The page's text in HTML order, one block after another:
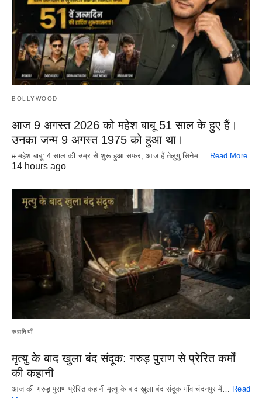
BOLLYWOOD
आज 9 अगस्त 2026 को महेश बाबू 51 साल के हुए हैं।
उनका जन्म 9 अगस्त 1975 को हुआ था।
# महेश बाबू: 4 साल की उम्र से शुरू हुआ सफर, आज हैं तेलुगु सिनेमा… Read More
14 hours ago
कहानियाँ
मृत्यु के बाद खुला बंद संदूक: गरुड़ पुराण से प्रेरित कर्मों
की कहानी
आज की गरुड़ पुराण प्रेरित कहानी मृत्यु के बाद खुला बंद संदूक गाँव चंदनपुर में… Read